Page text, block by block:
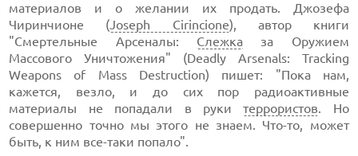
материалов и о желании их продать. Джозефа
Чиринчионе (Joseph Cirincione), автор книги
"Смертельные Арсеналы: Слежка за Оружием
Массового Уничтожения" (Deadly Arsenals: Tracking
Weapons of Mass Destruction) пишет: "Пока нам,
кажется, везло, и до сих пор радиоактивные
материалы не попадали в рукитеррористов. Но
совершенно точно мы этого не знаем. Что-то, может
быть, к ним все-таки попало".